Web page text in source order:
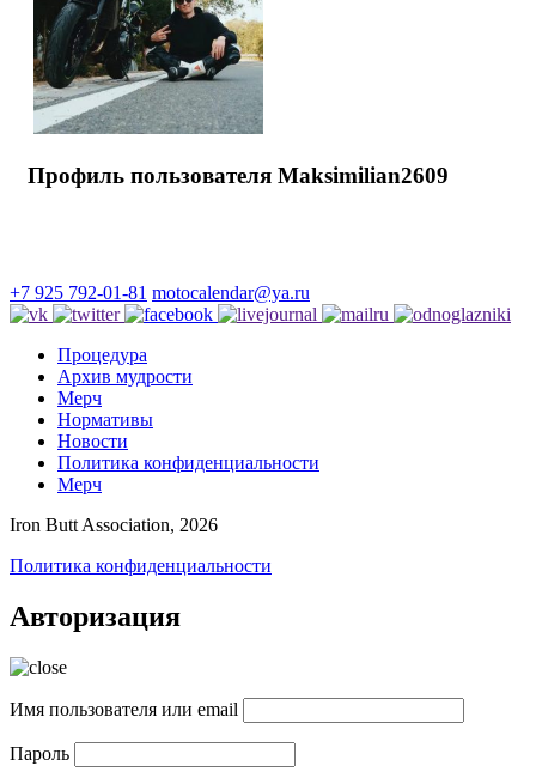
Профиль пользователя Maksimilian2609
+7 925 792-01-81 motocalendar@ya.ru
Процедура
Архив мудрости
Мерч
Нормативы
Новости
Политика конфиденциальности
Мерч
Iron Butt Association, 2026
Политика конфиденциальности
Авторизация
Имя пользователя или email
Пароль